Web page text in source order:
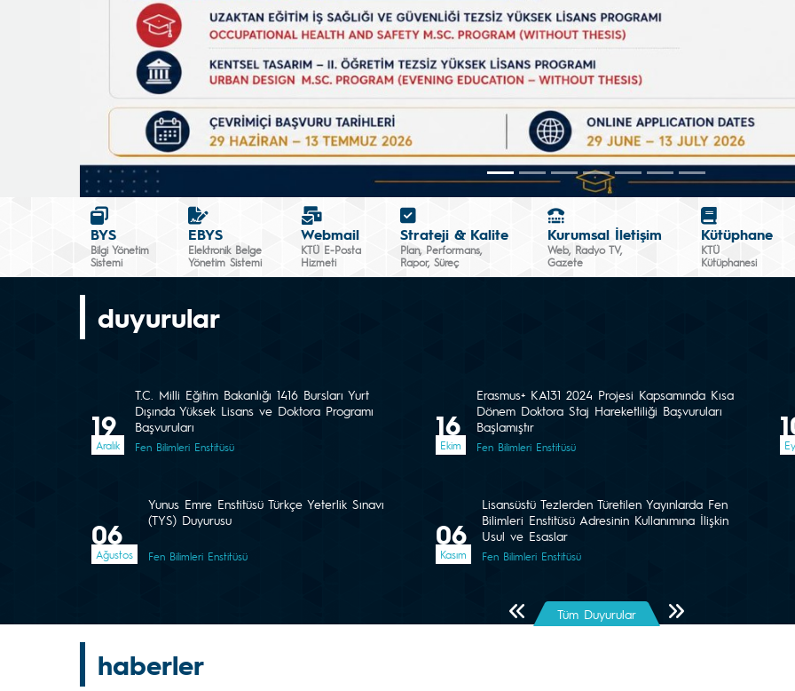
BYS
Bilgi Yönetim
Sistemi
EBYS
Elektronik Belge
Yönetim Sistemi
Webmail
KTÜ E-Posta
Hizmeti
Strateji & Kalite
Plan, Performans,
Rapor, Süreç
Kurumsal İletişim
Web, Radyo TV,
Gazete
Kütüphane
KTÜ
Kütüphanesi
duyurular
19
Aralık
T.C. Milli Eğitim Bakanlığı 1416 Bursları Yurt
Dışında Yüksek Lisans ve Doktora Programı
Başvuruları
Fen Bilimleri Enstitüsü
16
Ekim
Erasmus+ KA131 2024 Projesi Kapsamında Kısa
Dönem Doktora Staj Hareketliliği Başvuruları
Başlamıştır
Fen Bilimleri Enstitüsü
06
Ağustos
Yunus Emre Enstitüsü Türkçe Yeterlik Sınavı
(TYS) Duyurusu
Fen Bilimleri Enstitüsü
06
Kasım
Lisansüstü Tezlerden Türetilen Yayınlarda Fen
Bilimleri Enstitüsü Adresinin Kullanımına İlişkin
Usul ve Esaslar
Fen Bilimleri Enstitüsü
Önceki SayfaTüm Duyurular Sonraki Sayfa
haberler